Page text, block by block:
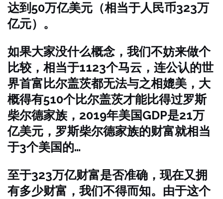
达到50万亿美元（相当于人民币323万
亿元）。
如果大家没什么概念，我们不妨来做个
比较，相当于1123个马云，连公认的世
界首富比尔盖茨都无法与之相媲美，大
概得有510个比尔盖茨才能比得过罗斯
柴尔德家族，2019年美国GDP是21万
亿美元，罗斯柴尔德家族的财富就相当
于3个美国的…
至于323万亿财富是否准确，现在又拥
有多少财富，我们不得而知。由于这个